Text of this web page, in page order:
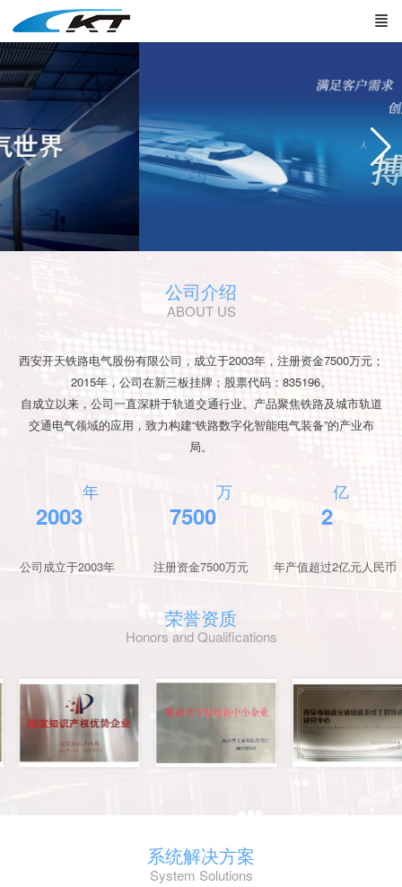
公司介绍
ABOUT US
西安开天铁路电气股份有限公司，成立于2003年，注册资金7500万元；
2015年，公司在新三板挂牌；股票代码：835196。
自成立以来，公司一直深耕于轨道交通行业。产品聚焦铁路及城市轨道
交通电气领域的应用，致力构建“铁路数字化智能电气装备”的产业布
局。
2003
年
公司成立于2003年
7500
万
注册资金7500万元
2
亿
年产值超过2亿元人民币
荣誉资质
Honors and Qualifications
系统解决方案
System Solutions